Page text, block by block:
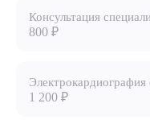
Консультация
800 ₽
1 200 ₽